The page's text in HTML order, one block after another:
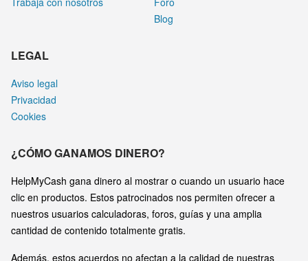
Blog
LEGAL
Aviso legal
Privacidad
Cookies
¿CÓMO GANAMOS DINERO?
HelpMyCash gana dinero al mostrar o cuando un usuario hace
clic en productos. Estos patrocinados nos permiten ofrecer a
nuestros usuarios calculadoras, foros, guías y una amplia
cantidad de contenido totalmente gratis.
Además, estos acuerdos no afectan a la calidad de nuestras